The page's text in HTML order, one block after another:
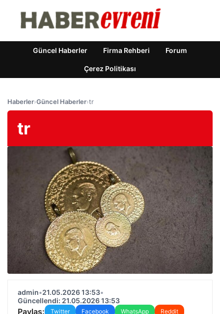
Güncel Haberler Firma Rehberi Forum
Çerez Politikası
Haberler›Güncel Haberler›tr
tr
admin•21.05.2026 13:53•
Güncellendi: 21.05.2026 13:53
Paylaş: Twitter Facebook WhatsApp
Reddit